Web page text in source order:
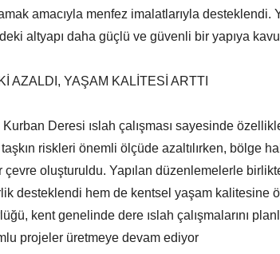
amacıyla menfez imalatlarıyla desteklendi.
altyapı daha güçlü ve güvenli bir yapıya
AZALDI, YAŞAM KALİTESİ ARTTI
Deresi ıslah çalışması sayesinde
riskleri önemli ölçüde azaltılırken, bölge
çevre oluşturuldu. Yapılan düzenlemelerle
desteklendi hem de kentsel yaşam kalitesine
kent genelinde dere ıslah çalışmalarını
projeler üretmeye devam ediyor